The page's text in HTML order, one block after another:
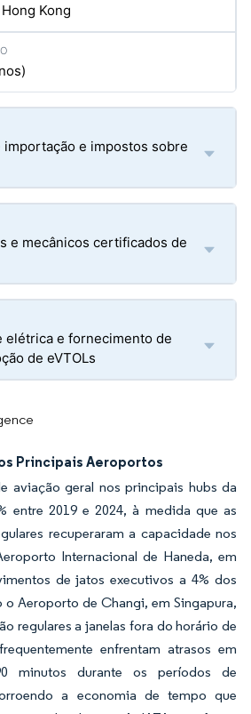
Kong
importação e impostos sobre
e mecânicos certificados de
elétrica e fornecimento de
de eVTOLs
Principais Aeroportos
aviação geral nos principais hubs da
entre 2019 e 2024, à medida que as
recuperaram a capacidade nos
Internacional de Haneda, em
de jatos executivos a 4% dos
o Aeroporto de Changi, em Singapura,
regulares a janelas fora do horário de
enfrentam atrasos em
minutos durante os períodos de
a economia de tempo que